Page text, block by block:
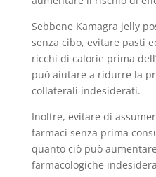
Sebbene Kamagra jelly
senza cibo, evitare pasti
ricchi di calorie prima
può aiutare a ridurre la
collaterali indesiderati.
Inoltre, evitare di
farmaci senza prima
quanto ciò può
farmacologiche